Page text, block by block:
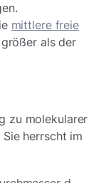
mittlere freie
als der
zu molekularer
herrscht im